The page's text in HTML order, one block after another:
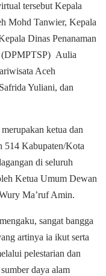
tersebut Kepala
Mohd Tanwier, Kepala
Dinas Penanaman
(DPMPTSP) Aulia
Aceh
Yuliani, dan
ketua dan
514 Kabupaten/Kota
di seluruh
Ketua Umum Dewan
Ma’ruf Amin.
sangat bangga
artinya ia ikut serta
pelestarian dan
daya alam